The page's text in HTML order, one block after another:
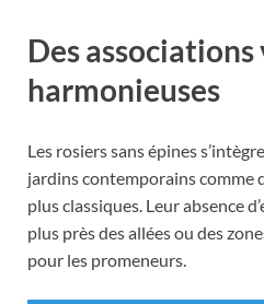
Des
harmonieuses
Les rosiers sans épines
jardins contemporains comme
plus classiques. Leur absence
plus près des allées ou des
pour les promeneurs.